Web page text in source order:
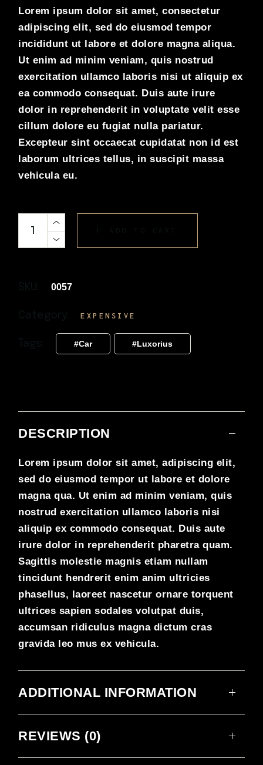
Lorem ipsum dolor sit amet, consectetur
adipiscing elit, sed do eiusmod tempor
incididunt ut labore et dolore magna aliqua.
Ut enim ad minim veniam, quis nostrud
exercitation ullamco laboris nisi ut aliquip ex
ea commodo consequat. Duis aute irure
dolor in reprehenderit in voluptate velit esse
cillum dolore eu fugiat nulla pariatur.
Excepteur sint occaecat cupidatat non id est
laborum ultrices tellus, in suscipit massa
vehicula eu.
0057
EXPENSIVE
Car Luxorius
DESCRIPTION
Lorem ipsum dolor sit amet, adipiscing elit,
sed do eiusmod tempor ut labore et dolore
magna qua. Ut enim ad minim veniam, quis
nostrud exercitation ullamco laboris nisi
aliquip ex commodo consequat. Duis aute
irure dolor in reprehenderit pharetra quam.
Sagittis molestie magnis etiam nullam
tincidunt hendrerit enim anim ultricies
phasellus, laoreet nascetur ornare torquent
ultrices sapien sodales volutpat duis,
accumsan ridiculus magna dictum cras
gravida leo mus ex vehicula.
ADDITIONAL INFORMATION
REVIEWS (0)